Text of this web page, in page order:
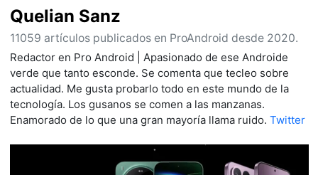
Quelian Sanz
11059 artículos publicados en ProAndroid desde 2020.
Redactor en Pro Android | Apasionado de ese Androide
verde que tanto esconde. Se comenta que tecleo sobre
actualidad. Me gusta probarlo todo en este mundo de la
tecnología. Los gusanos se comen a las manzanas.
Enamorado de lo que una gran mayoría llama ruido. Twitter